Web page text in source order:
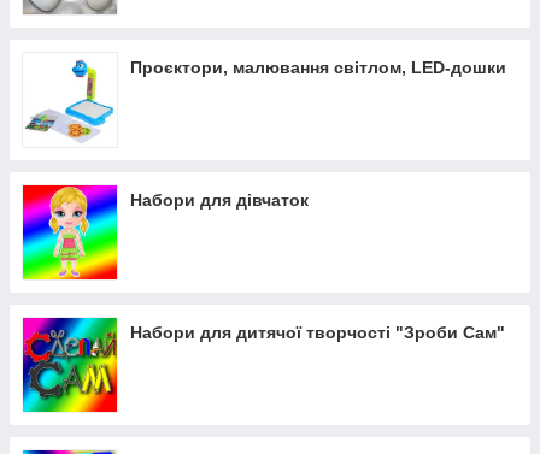
Проєктори, малювання світлом, LED-дошки
Набори для дівчаток
Набори для дитячої творчості "Зроби Сам"